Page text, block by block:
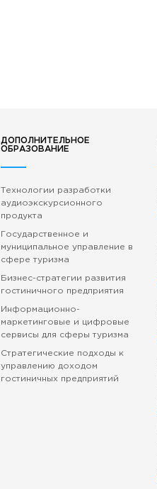
ДОПОЛНИТЕЛЬНОЕ
ОБРАЗОВАНИЕ
Технологии разработки
аудиоэкскурсионного
продукта
Государственное и
муниципальное управление в
сфере туризма
Бизнес-стратегии развития
гостиничного предприятия
Информационно-
маркетинговые и цифровые
сервисы для сферы туризма
Стратегические подходы к
управлению доходом
гостиничных предприятий